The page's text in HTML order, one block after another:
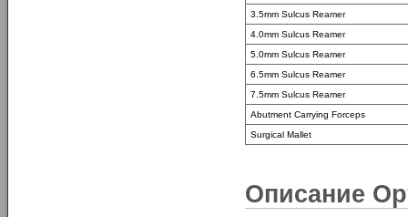
3.5mm Sulcus Reamer
4.0mm Sulcus Reamer
5.0mm Sulcus Reamer
6.5mm Sulcus Reamer
7.5mm Sulcus Reamer
Abutment Carrying Forceps
Surgical Mallet
Описание